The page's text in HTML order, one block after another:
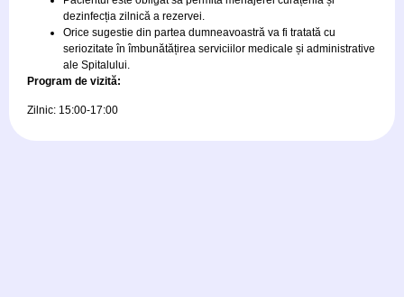
dezinfecția zilnică a rezervei.
Orice sugestie din partea dumneavoastră va fi tratată cu
seriozitate în îmbunătățirea serviciilor medicale și administrative
ale Spitalului.
Program de vizită:
Zilnic: 15:00-17:00